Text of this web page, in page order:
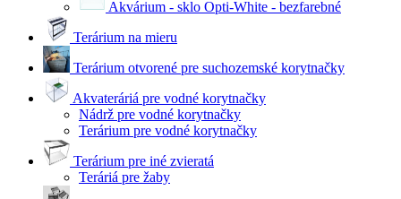
Akvárium - sklo Opti-White - bezfarebné
Terárium na mieru
Terárium otvorené pre suchozemské korytnačky
Akvateráriá pre vodné korytnačky
Nádrž pre vodné korytnačky
Terárium pre vodné korytnačky
Terárium pre iné zvieratá
Teráriá pre žaby